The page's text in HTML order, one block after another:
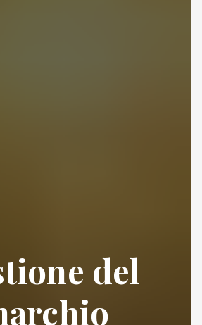
del